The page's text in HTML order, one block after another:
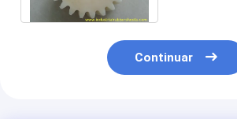
Continuar